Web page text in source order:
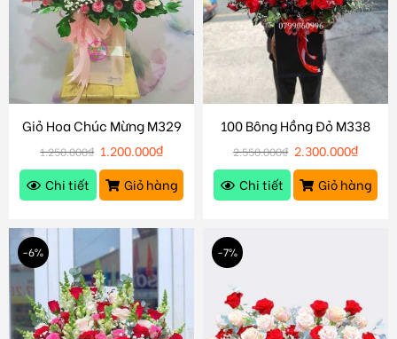
Giỏ Hoa Chúc Mừng M329
1.250.000₫ 1.200.000₫
Chi tiết
Giỏ hàng
100 Bông Hồng Đỏ M338
2.550.000₫ 2.300.000₫
Chi tiết
Giỏ hàng
-6% -7%